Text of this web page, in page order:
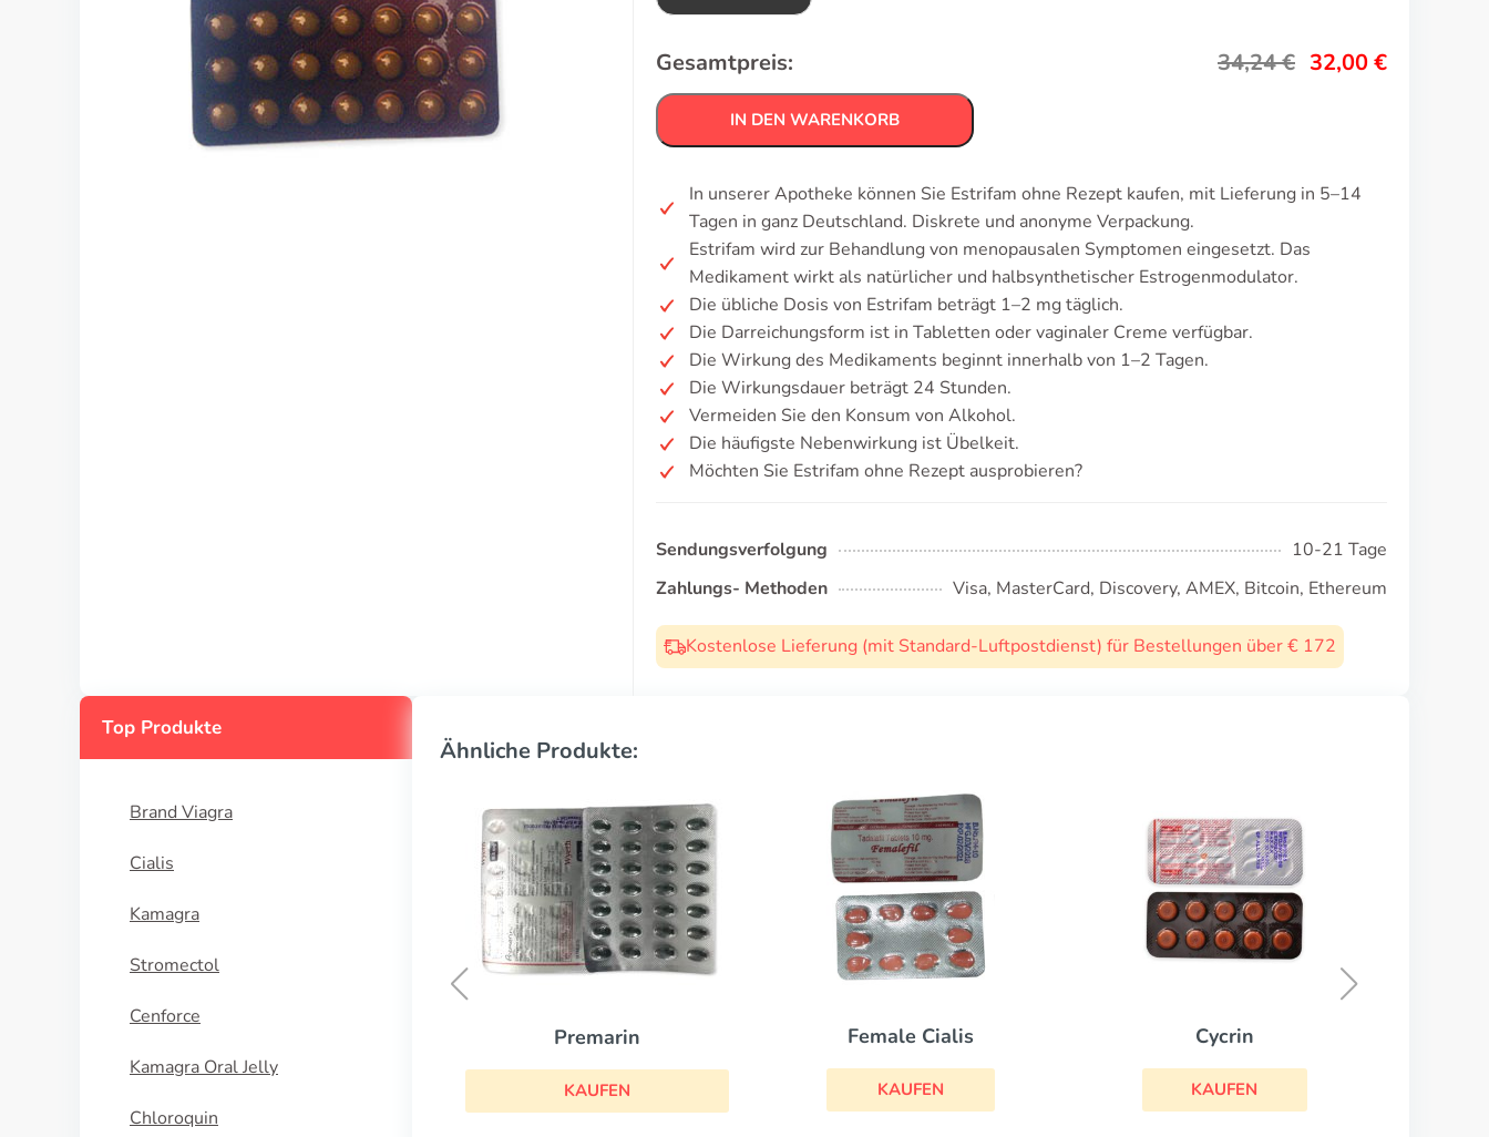
Gesamtpreis: 34,24€ 32,00€
IN DEN WARENKORB
In unserer Apotheke können Sie Estrifam ohne Rezept kaufen, mit Lieferung in 5–14
Tagen in ganz Deutschland. Diskrete und anonyme Verpackung.
Estrifam wird zur Behandlung von menopausalen Symptomen eingesetzt. Das
Medikament wirkt als natürlicher und halbsynthetischer Estrogenmodulator.
Die übliche Dosis von Estrifam beträgt 1–2 mg täglich.
Die Darreichungsform ist in Tabletten oder vaginaler Creme verfügbar.
Die Wirkung des Medikaments beginnt innerhalb von 1–2 Tagen.
Die Wirkungsdauer beträgt 24 Stunden.
Vermeiden Sie den Konsum von Alkohol.
Die häufigste Nebenwirkung ist Übelkeit.
Möchten Sie Estrifam ohne Rezept ausprobieren?
Sendungsverfolgung
10-21 Tage
Zahlungs- Methoden
Visa, MasterCard, Discovery, AMEX, Bitcoin, Ethereum
Kostenlose Lieferung (mit Standard-Luftpostdienst) für Bestellungen über € 172
Top Produkte
Brand Viagra
Cialis
Kamagra
Stromectol
Cenforce
Kamagra Oral Jelly
Chloroquin
Ähnliche Produkte:
Female Cialis
KAUFEN
Cycrin
KAUFEN
Ponstan